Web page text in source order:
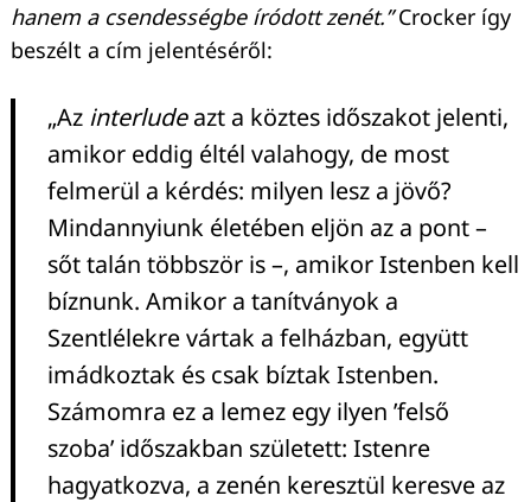
hanem a csendességbe íródott zenét.”Crocker így
beszélt a cím jelentéséről:
„Az interludeazt a köztes időszakot jelenti,
amikor eddig éltél valahogy, de most
felmerül a kérdés: milyen lesz a jövő?
Mindannyiunk életében eljön az a pont –
sőt talán többször is –, amikor Istenben kell
bíznunk. Amikor a tanítványok a
Szentlélekre vártak a felházban, együtt
imádkoztak és csak bíztak Istenben.
Számomra ez a lemez egy ilyen ’felső
szoba’ időszakban született: Istenre
hagyatkozva, a zenén keresztül keresve az